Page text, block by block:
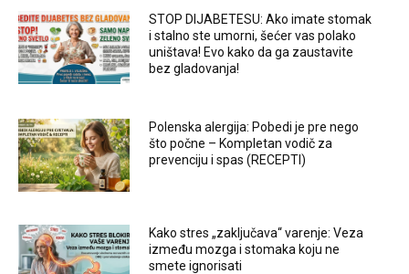
STOP DIJABETESU: Ako imate stomak
i stalno ste umorni, šećer vas polako
uništava! Evo kako da ga zaustavite
bez gladovanja!
Polenska alergija: Pobedi je pre nego
što počne – Kompletan vodič za
prevenciju i spas (RECEPTI)
Kako stres „zaključava“ varenje: Veza
između mozga i stomaka koju ne
smete ignorisati